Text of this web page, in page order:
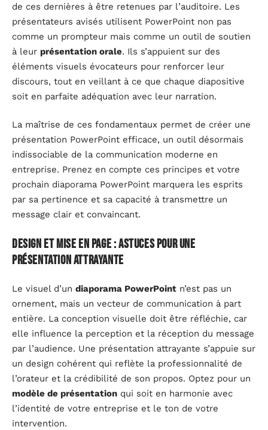
de ces dernières à être retenues par l’auditoire. Les
présentateurs avisés utilisent PowerPoint non pas
comme un prompteur mais comme un outil de soutien
à leur présentation orale. Ils s’appuient sur des
éléments visuels évocateurs pour renforcer leur
discours, tout en veillant à ce que chaque diapositive
soit en parfaite adéquation avec leur narration.
La maîtrise de ces fondamentaux permet de créer une
présentation PowerPoint efficace, un outil désormais
indissociable de la communication moderne en
entreprise. Prenez en compte ces principes et votre
prochain diaporama PowerPoint marquera les esprits
par sa pertinence et sa capacité à transmettre un
message clair et convaincant.
Design et mise en page : astuces pour une
présentation attrayante
Le visuel d’un diaporama PowerPoint n’est pas un
ornement, mais un vecteur de communication à part
entière. La conception visuelle doit être réfléchie, car
elle influence la perception et la réception du message
par l’audience. Une présentation attrayante s’appuie sur
un design cohérent qui reflète la professionnalité de
l’orateur et la crédibilité de son propos. Optez pour un
modèle de présentation qui soit en harmonie avec
l’identité de votre entreprise et le ton de votre
intervention.